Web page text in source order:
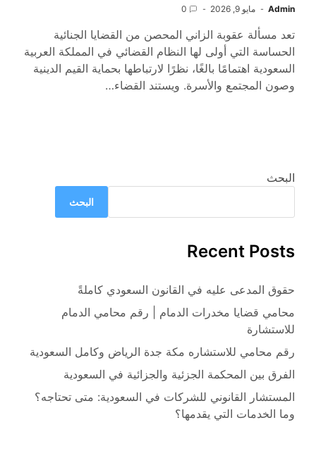
Admin مايو 9, 2026 0
تعد مسألة عقوبة الزاني المحصن من القضايا الجنائية
الحساسة التي أولى لها النظام القضائي في المملكة العربية
السعودية اهتمامًا بالغًا، نظرًا لارتباطها بحماية القيم الدينية
وصون المجتمع والأسرة. ويستند القضاء…
البحث
البحث
Recent Posts
حقوق المدعى عليه في القانون السعودي كاملةً
محامي قضايا مخدرات الدمام | رقم محامي الدمام
للاستشارة
رقم محامي للاستشاره مكة جدة الرياض وكامل السعودية
الفرق بين المحكمة الجزئية والجزائية في السعودية
المستشار القانوني للشركات في السعودية: متى تحتاجه؟
وما الخدمات التي يقدمها؟